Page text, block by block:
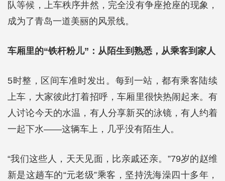
队等候，上车秩序井然，完全没有争座抢座的现象，
成为了青岛一道美丽的风景线。
车厢里的“铁杆粉儿”：从陌生到熟悉，从乘客到家人
5时整，区间车准时发出。每到一站，都有乘客陆续
上车，大家彼此打着招呼，车厢里很快热闹起来。有
人讨论今天的水温，有人分享新买的泳镜，有人约着
一起下水——这辆车上，几乎没有陌生人。
“我们这些人，天天见面，比亲戚还亲。”79岁的赵维
新是这趟车的“元老级”乘客，坚持洗海澡四十多年，